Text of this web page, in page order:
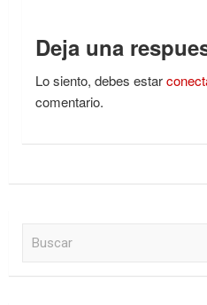
Deja una
Lo siento, debes estar
comentario.
s